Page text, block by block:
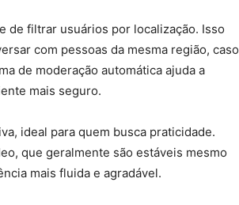
de filtrar usuários por localização. Isso
com pessoas da mesma região, caso
de moderação automática ajuda a
mais seguro.
ideal para quem busca praticidade.
que geralmente são estáveis mesmo
mais fluida e agradável.